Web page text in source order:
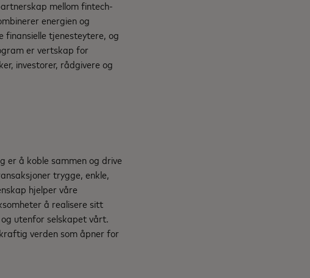
mellom fintech-
energien og
finansielle tjenesteytere, og
er vertskap for
investorer, rådgivere og
er å koble sammen og drive
trygge, enkle,
hjelper våre
å realisere sitt
utenfor selskapet vårt.
verden som åpner for